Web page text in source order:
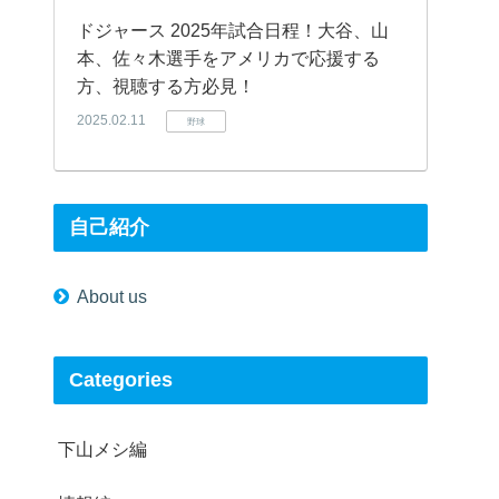
ドジャース 2025年試合日程！大谷、山
本、佐々木選手をアメリカで応援する
方、視聴する方必見！
2025.02.11 野球
自己紹介
About us
Categories
下山メシ編